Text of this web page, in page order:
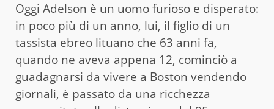
Oggi Adelson è un uomo furioso e disperato:
in poco più di un anno, lui, il figlio di un
tassista ebreo lituano che 63 anni fa,
quando ne aveva appena 12, cominciò a
guadagnarsi da vivere a Boston vendendo
giornali, è passato da una ricchezza